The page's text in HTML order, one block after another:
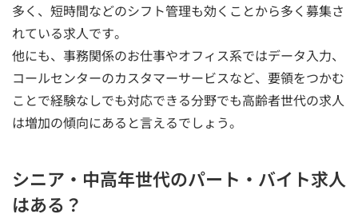
多く、短時間などのシフト管理も効くことから多く募集さ
れている求人です。
他にも、事務関係のお仕事やオフィス系ではデータ入力、
コールセンターのカスタマーサービスなど、要領をつかむ
ことで経験なしでも対応できる分野でも高齢者世代の求人
は増加の傾向にあると言えるでしょう。
シニア・中高年世代のパート・バイト求人
はある？